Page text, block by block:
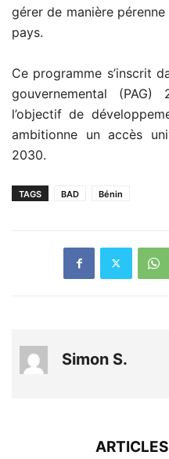
gérer de manière
pays.
Ce programme s’inscrit
gouvernemental
l’objectif de
ambitionne un accès
2030.
TAGS BAD Bénin
Simon S.